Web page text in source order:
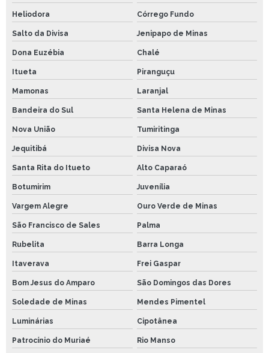
Heliodora Córrego Fundo
Salto da Divisa Jenipapo de Minas
Dona Euzébia Chalé
Itueta Piranguçu
Mamonas Laranjal
Bandeira do Sul Santa Helena de Minas
Nova União Tumiritinga
Jequitibá Divisa Nova
Santa Rita do Itueto Alto Caparaó
Botumirim Juvenília
Vargem Alegre Ouro Verde de Minas
São Francisco de Sales Palma
Rubelita Barra Longa
Itaverava Frei Gaspar
Bom Jesus do Amparo São Domingos das Dores
Soledade de Minas Mendes Pimentel
Luminárias Cipotânea
Patrocínio do Muriaé Rio Manso